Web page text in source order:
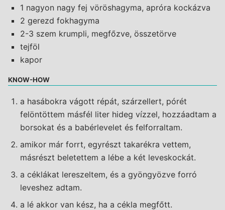
1 nagyon nagy fej vöröshagyma, apróra kockázva
2 gerezd fokhagyma
2-3 szem krumpli, megfőzve, összetörve
tejföl
kapor
KNOW-HOW
a hasábokra vágott répát, szárzellert, pórét
felöntöttem másfél liter hideg vízzel, hozzáadtam a
borsokat és a babérlevelet és felforraltam.
amikor már forrt, egyrészt takarékra vettem,
másrészt beletettem a lébe a két leveskockát.
a céklákat lereszeltem, és a gyöngyözve forró
leveshez adtam.
a lé akkor van kész, ha a cékla megfőtt.